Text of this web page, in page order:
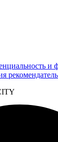
и